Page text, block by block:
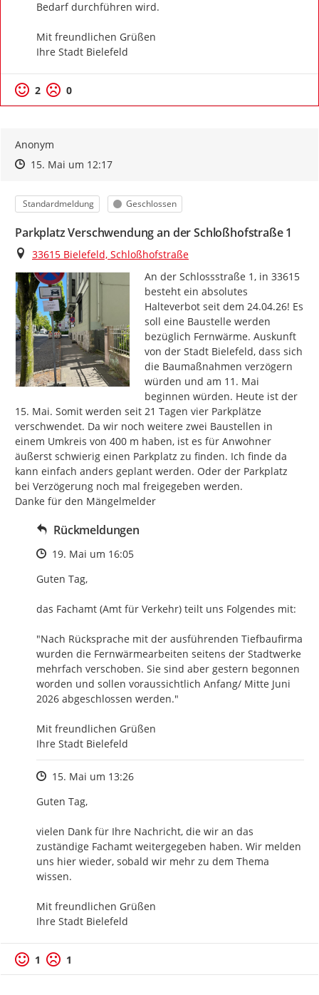
Bedarf durchführen wird.
Mit freundlichen Grüßen
Ihre Stadt Bielefeld
2 0
Anonym
Zeitpunkt des Erstellens
Zeitpunkt des Erstellens
15. Mai um 12:17Zur Äußerung
Kategorie
Standardmeldung Status
Geschlossen
Parkplatz Verschwendung an der Schloßhofstraße 1
Ort
33615 Bielefeld, Schloßhofstraße
An der Schlossstraße 1, in 33615
besteht ein absolutes
Halteverbot seit dem 24.04.26! Es
soll eine Baustelle werden
bezüglich Fernwärme. Auskunft
von der Stadt Bielefeld, dass sich
die Baumaßnahmen verzögern
würden und am 11. Mai
beginnen würden. Heute ist der
15. Mai. Somit werden seit 21 Tagen vier Parkplätze
verschwendet. Da wir noch weitere zwei Baustellen in
einem Umkreis von 400 m haben, ist es für Anwohner
äußerst schwierig einen Parkplatz zu finden. Ich finde da
kann einfach anders geplant werden. Oder der Parkplatz
bei Verzögerung noch mal freigegeben werden.
Danke für den Mängelmelder
Rückmeldungen
Zeitpunkt des Erstellens
19. Mai um 16:05
Guten Tag,
das Fachamt (Amt für Verkehr) teilt uns Folgendes mit:
"Nach Rücksprache mit der ausführenden Tiefbaufirma
wurden die Fernwärmearbeiten seitens der Stadtwerke
mehrfach verschoben. Sie sind aber gestern begonnen
worden und sollen voraussichtlich Anfang/ Mitte Juni
2026 abgeschlossen werden."
Mit freundlichen Grüßen
Ihre Stadt Bielefeld
Zeitpunkt des Erstellens
15. Mai um 13:26
Guten Tag,
vielen Dank für Ihre Nachricht, die wir an das
zuständige Fachamt weitergegeben haben. Wir melden
uns hier wieder, sobald wir mehr zu dem Thema
wissen.
Mit freundlichen Grüßen
Ihre Stadt Bielefeld
1 1